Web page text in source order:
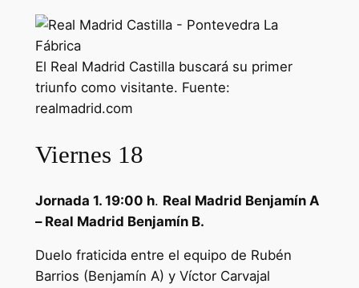
El Real Madrid Castilla buscará su primer
triunfo como visitante. Fuente:
realmadrid.com
Viernes 18
Jornada 1. 19:00 h. Real Madrid Benjamín A
– Real Madrid Benjamín B.
Duelo fraticida entre el equipo de Rubén
Barrios (Benjamín A) y Víctor Carvajal